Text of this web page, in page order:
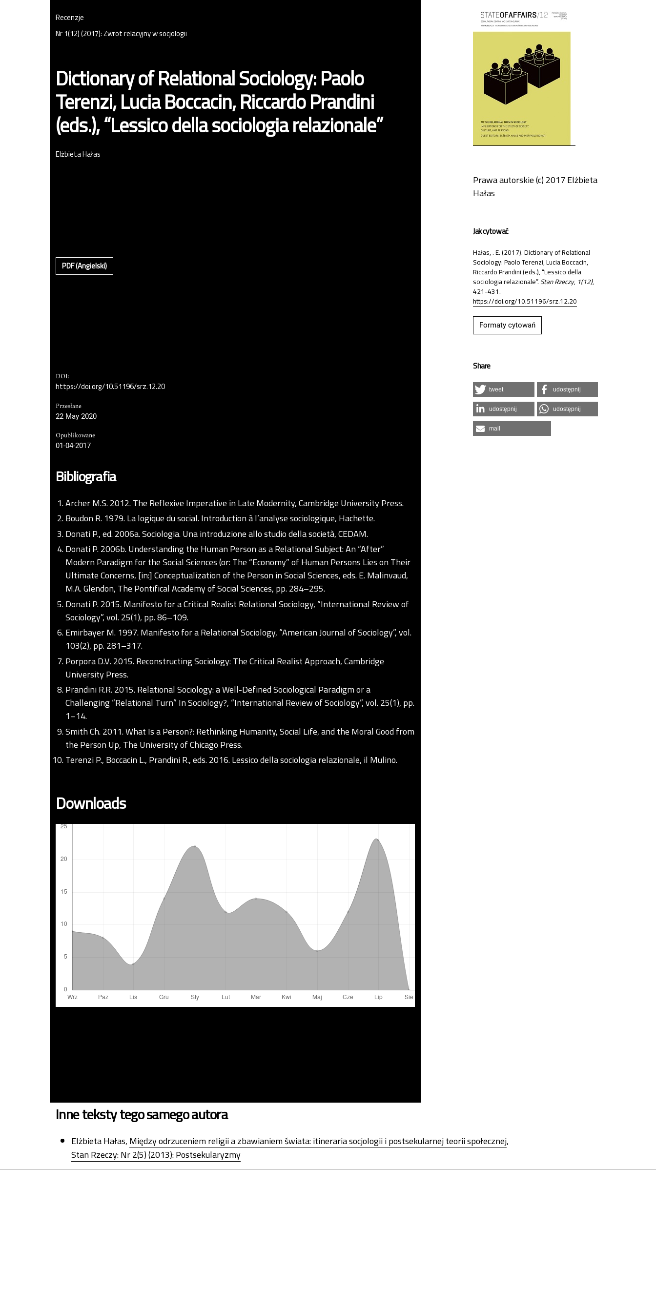
Recenzje
Nr 1(12) (2017): Zwrot relacyjny w socjologii
Dictionary of Relational Sociology: Paolo
Terenzi, Lucia Boccacin, Riccardo Prandini
(eds.), “Lessico della sociologia relazionale”
Elżbieta Hałas
PDF (Angielski)
DOI:
https://doi.org/10.51196/srz.12.20
Przesłane
22 May 2020
Opublikowane
01-04-2017
Bibliografia
Archer M.S. 2012. The Reflexive Imperative in Late Modernity, Cambridge University Press.
Boudon R. 1979. La logique du social. Introduction à l’analyse sociologique, Hachette.
Donati P., ed. 2006a. Sociologia. Una introduzione allo studio della società, CEDAM.
Donati P. 2006b. Understanding the Human Person as a Relational Subject: An “After”
Modern Paradigm for the Social Sciences (or: The “Economy” of Human Persons Lies on Their
Ultimate Concerns, [in:] Conceptualization of the Person in Social Sciences, eds. E. Malinvaud,
M.A. Glendon, The Pontifical Academy of Social Sciences, pp. 284–295.
Donati P. 2015. Manifesto for a Critical Realist Relational Sociology, “International Review of
Sociology”, vol. 25(1), pp. 86–109.
Emirbayer M. 1997. Manifesto for a Relational Sociology, “American Journal of Sociology”, vol.
103(2), pp. 281–317.
Porpora D.V. 2015. Reconstructing Sociology: The Critical Realist Approach, Cambridge
University Press.
Prandini R.R. 2015. Relational Sociology: a Well-Defined Sociological Paradigm or a
Challenging “Relational Turn” In Sociology?, “International Review of Sociology”, vol. 25(1), pp.
1–14.
Smith Ch. 2011. What Is a Person?: Rethinking Humanity, Social Life, and the Moral Good from
the Person Up, The University of Chicago Press.
Terenzi P., Boccacin L., Prandini R., eds. 2016. Lessico della sociologia relazionale, il Mulino.
Downloads
Cover image
Prawa autorskie (c) 2017 Elżbieta
Hałas
Jak cytować
Hałas, . E. (2017). Dictionary of Relational
Sociology: Paolo Terenzi, Lucia Boccacin,
Riccardo Prandini (eds.), “Lessico della
sociologia relazionale”.Stan Rzeczy, 1(12),
421-431.
https://doi.org/10.51196/srz.12.20
Formaty cytowań
Share
tweet udostępnij
udostępnij udostępnij
mail
Inne teksty tego samego autora
Elżbieta Hałas,Między odrzuceniem religii a zbawianiem świata: itineraria socjologii i postsekularnej teorii społecznej,
Stan Rzeczy: Nr 2(5) (2013): Postsekularyzmy